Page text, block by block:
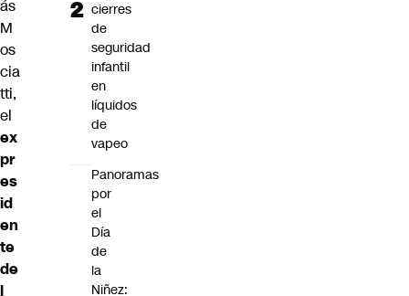
ás
M
os
cia
tti,
el
ex
pr
es
id
en
te
de
l
cierres
de
seguridad
infantil
en
líquidos
de
vapeo
Panoramas
por
el
Día
de
la
Niñez: